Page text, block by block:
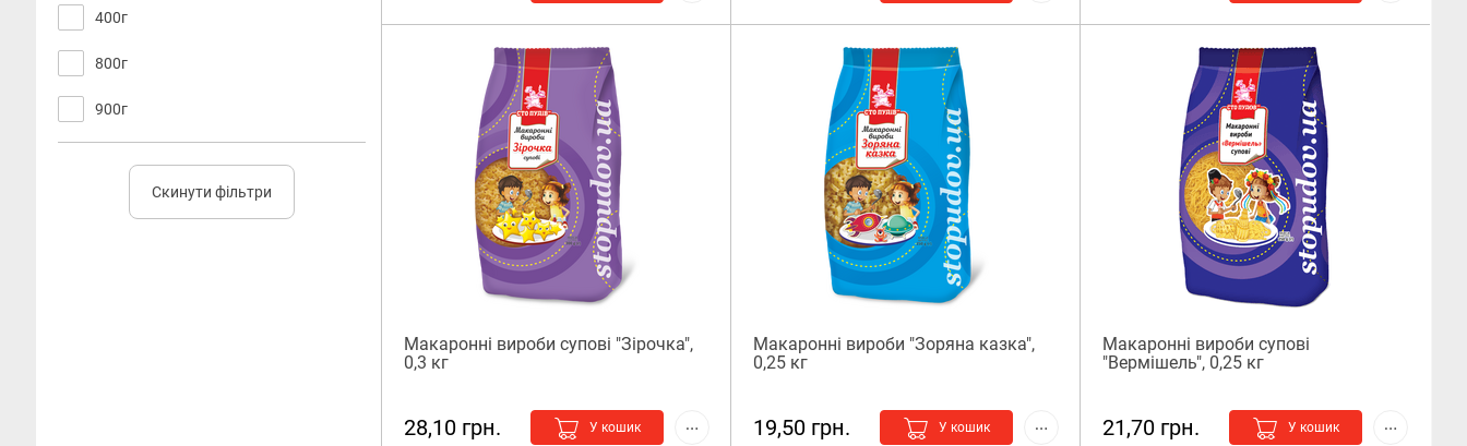
400г
800г
900г
Скинути фільтри
Макаронні вироби супові "Зірочка",
0,3 кг
28,10 грн. У кошик
Макаронні вироби "Зоряна казка",
0,25 кг
19,50 грн. У кошик
Макаронні вироби супові
"Вермішель", 0,25 кг
21,70 грн. У кошик